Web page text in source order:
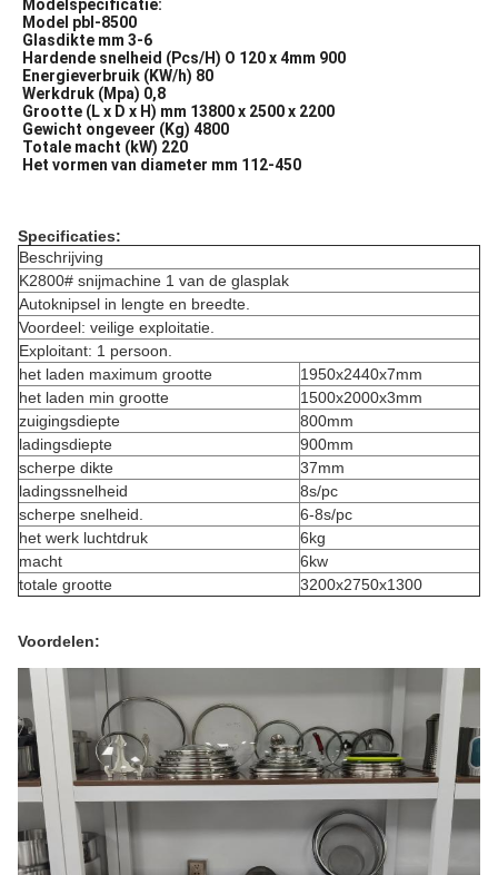
Modelspecificatie:
Model pbl-8500
Glasdikte mm 3-6
Hardende snelheid (Pcs/H) O 120 x 4mm 900
Energieverbruik (KW/h) 80
Werkdruk (Mpa) 0,8
Grootte (L x D x H) mm 13800 x 2500 x 2200
Gewicht ongeveer (Kg) 4800
Totale macht (kW) 220
Het vormen van diameter mm 112-450
Specificaties:
Beschrijving
K2800# snijmachine 1 van de glasplak
Autoknipsel in lengte en breedte.
Voordeel: veilige exploitatie.
Exploitant: 1 persoon.
het laden maximum grootte
1950x2440x7mm
het laden min grootte
1500x2000x3mm
zuigingsdiepte
800mm
ladingsdiepte
900mm
scherpe dikte
37mm
ladingssnelheid
8s/pc
scherpe snelheid.
6-8s/pc
het werk luchtdruk
6kg
macht
6kw
totale grootte
3200x2750x1300
Voordelen: